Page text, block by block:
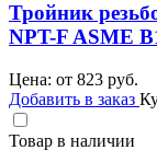
Тройник
NPT-F ASME
Цена: от 823 руб.
Добавить в заказ
Товар в наличии